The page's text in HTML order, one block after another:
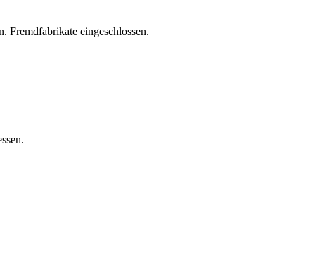
Fremdfabrikate eingeschlossen.